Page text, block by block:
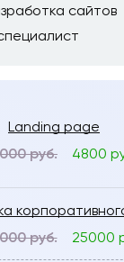
сайтов
Landing page
руб.
4800
руб.
25000